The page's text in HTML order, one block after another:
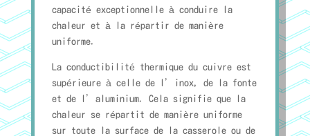
capacité exceptionnelle à conduire la
chaleur et à la répartir de manière
uniforme.
La conductibilité thermique du cuivre est
supérieure à celle de l’inox, de la fonte
et de l’aluminium. Cela signifie que la
chaleur se répartit de manière uniforme
sur toute la surface de la casserole ou de